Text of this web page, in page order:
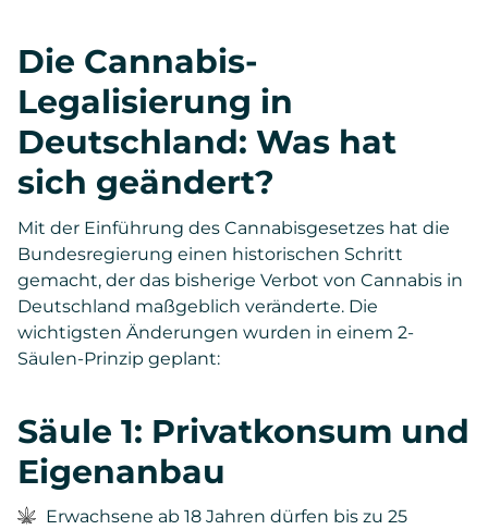
Die Cannabis-
Legalisierung in
Deutschland: Was hat
sich geändert?
Mit der Einführung des Cannabisgesetzes hat die
Bundesregierung einen historischen Schritt
gemacht, der das bisherige Verbot von Cannabis in
Deutschland maßgeblich veränderte. Die
wichtigsten Änderungen wurden in einem 2-
Säulen-Prinzip geplant:
Säule 1: Privatkonsum und
Eigenanbau
Erwachsene ab 18 Jahren dürfen bis zu 25